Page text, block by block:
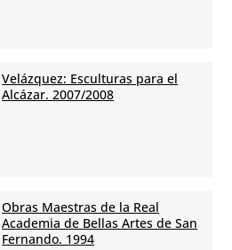
Velázquez: Esculturas para el
Alcázar. 2007/2008
Obras Maestras de la Real
Academia de Bellas Artes de San
Fernando. 1994